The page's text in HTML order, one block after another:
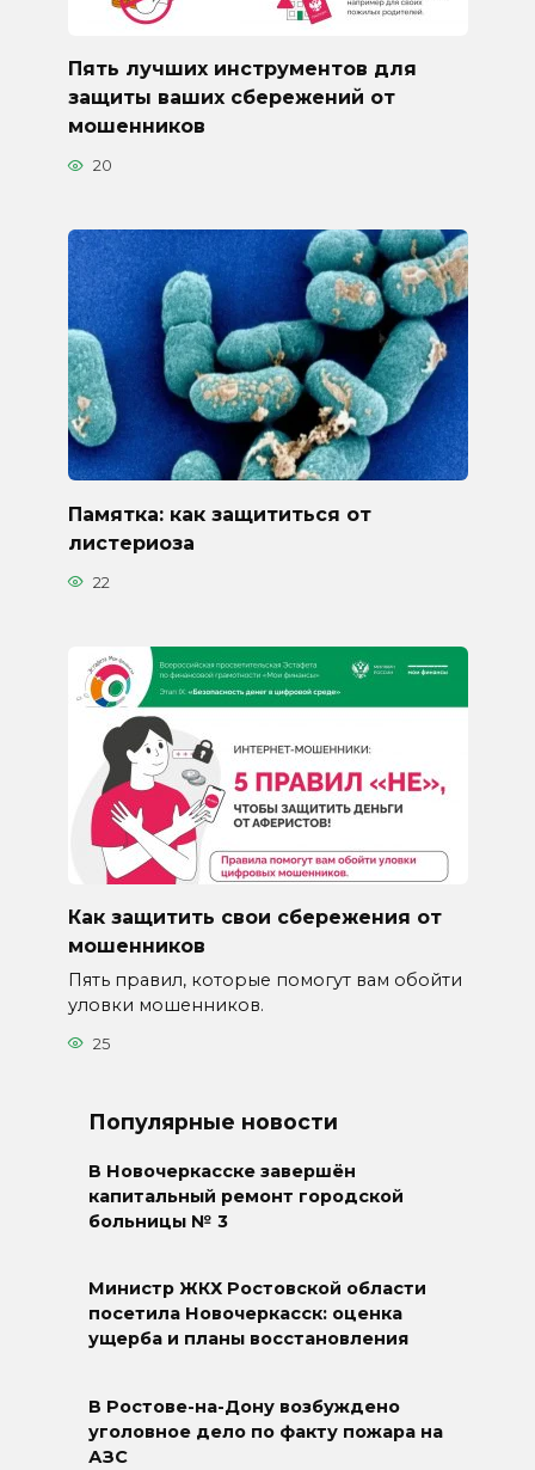
Пять лучших инструментов для
защиты ваших сбережений от
мошенников
20
Памятка: как защититься от
листериоза
22
Как защитить свои сбережения от
мошенников
Пять правил, которые помогут вам обойти
уловки мошенников.
25
Популярные новости
В Новочеркасске завершён
капитальный ремонт городской
больницы № 3
Министр ЖКХ Ростовской области
посетила Новочеркасск: оценка
ущерба и планы восстановления
В Ростове-на-Дону возбуждено
уголовное дело по факту пожара на
АЗС